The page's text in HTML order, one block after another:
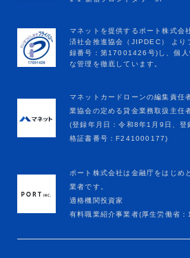
マネットカードローンの編集責任
業協会の定める貸金業務取扱主任
(登録年月日：令和8年1月9日、
格証書番号：F241000177)
ポート株式会社は金融庁をはじめ
業者です。
適格機関投資家
有料職業紹介事業者(厚生労働省